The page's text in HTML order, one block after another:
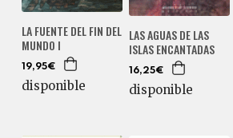
LA FUENTE DEL FIN DEL
MUNDO I
19,95€
disponible
LAS AGUAS DE LAS
ISLAS ENCANTADAS
16,25€
disponible